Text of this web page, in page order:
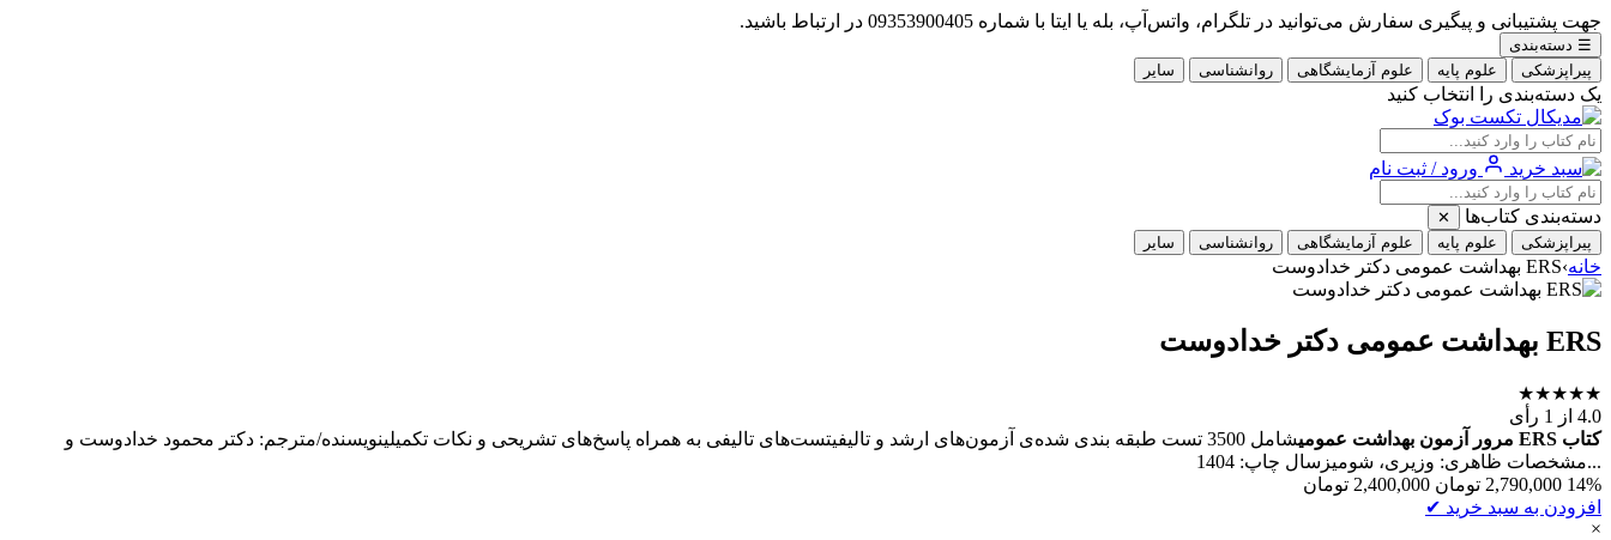
جهت پشتیبانی و پیگیری سفارش می‌توانید در تلگرام، واتس‌آپ، بله یا ایتا با شماره 09353900405 در ارتباط باشید.
☰ دسته‌بندی
پیراپزشکی
علوم پایه علوم آزمایشگاهی روانشناسی سایر
یک دسته‌بندی را انتخاب کنید
ورود / ثبت نام
دسته‌بندی کتاب‌ها
✕
پیراپزشکی
علوم پایه علوم آزمایشگاهی روانشناسی سایر
خانه›ERS بهداشت عمومی دکتر خدادوست
ERS بهداشت عمومی دکتر خدادوست
★
★
★
★
★
4.0 از 1 رأی
کتاب ERS مرور آزمون بهداشت عمومی
شامل 3500 تست طبقه بندی شده‌ی آزمون‌های ارشد و تالیفیتست‌های تالیفی به همراه پاسخ‌های تشریحی و نکات تکمیلینویسنده/مترجم: دکتر محمود خدادوست و
...مشخصات ظاهری: وزیری، شومیزسال چاپ: 1404
14%
2,790,000 تومان 2,400,000 تومان
افزودن به سبد خرید ✔
×